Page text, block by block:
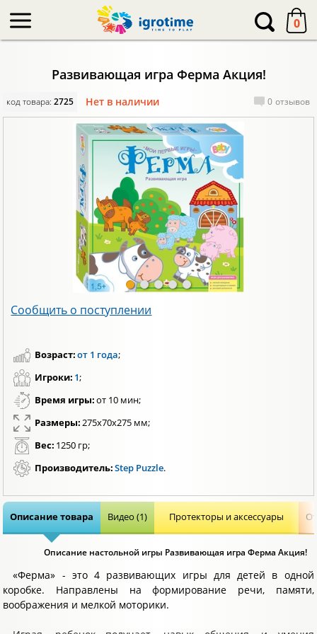
0
Развивающая игра Ферма Акция!
код товара:2725 Нет в наличии 0 отзывов
Сообщить о поступлении
Возраст:от 1 года;
Игроки: 1;
Время игры:от 10 мин;
Размеры:275x70x275 мм;
Вес: 1250 гр;
Производитель:Step Puzzle.
Описание товара Видео (1) Протекторы и аксессуары
Описание настольной игры Развивающая игра Ферма Акция!
«Ферма» - это 4 развивающих игры для детей в одной
коробке. Направлены на формирование речи, памяти,
воображения и мелкой моторики.